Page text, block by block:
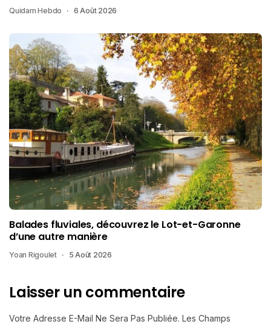
Quidam Hebdo 6 Août 2026
Balades fluviales, découvrez le Lot-et-Garonne
d’une autre manière
Yoan Rigoulet 5 Août 2026
Laisser un commentaire
Votre Adresse E-Mail Ne Sera Pas Publiée. Les Champs